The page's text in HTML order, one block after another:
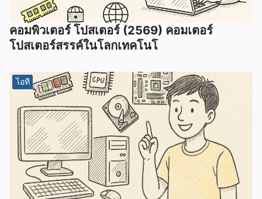
คอมพิวเตอร์ โปสเตอร์ (2569) คอมเตอร์
โปสเตอร์สรรค์ในโลกเทคโนโ
ไอที